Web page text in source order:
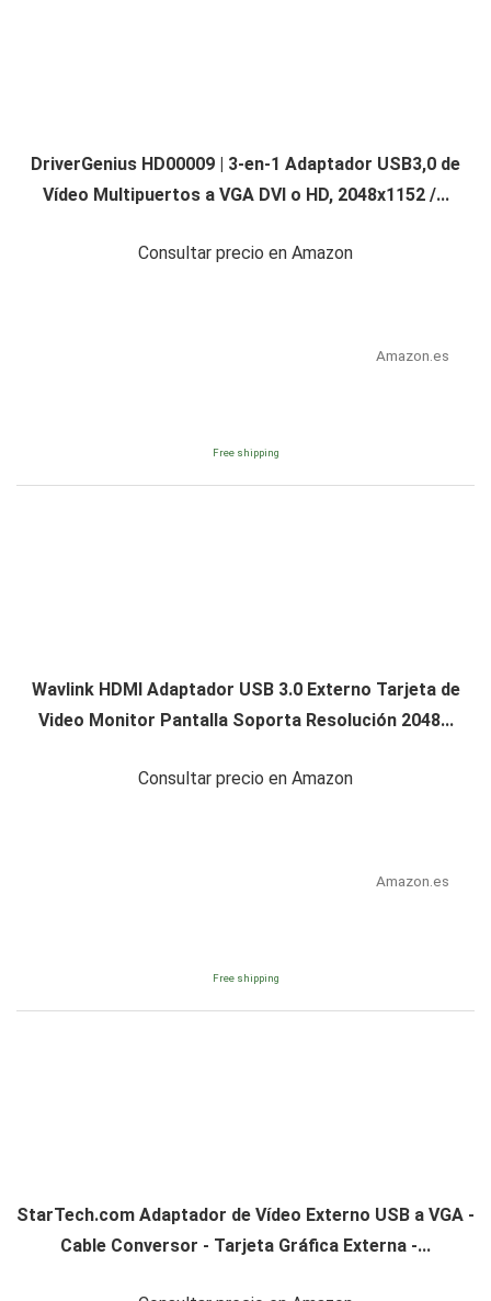
DriverGenius HD00009 | 3-en-1 Adaptador USB3,0 de
Vídeo Multipuertos a VGA DVI o HD, 2048x1152 /...
Consultar precio en Amazon
Amazon.es
Free shipping
Wavlink HDMI Adaptador USB 3.0 Externo Tarjeta de
Video Monitor Pantalla Soporta Resolución 2048...
Consultar precio en Amazon
Amazon.es
Free shipping
StarTech.com Adaptador de Vídeo Externo USB a VGA -
Cable Conversor - Tarjeta Gráfica Externa -...